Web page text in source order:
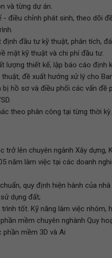
và từng dự án.
- điều chỉnh phát sinh, theo dõi
đầu tư kỹ thuật, phân tích,
mặt kỹ thuật và chi phí đầu tư.
lượng thiết kế, lập báo cáo
đề xuất hướng xử lý cho
hồ sơ và điều phối các vấn đề
theo phân công tại từng thời kỳ.
trở lên chuyên ngành Xây dựng,
năm làm việc tại các doanh
quy định hiện hành của
dụng đất;
tốt. Kỹ năng làm việc nhóm,
mềm chuyên nghành Quy
mềm 3D và Ai